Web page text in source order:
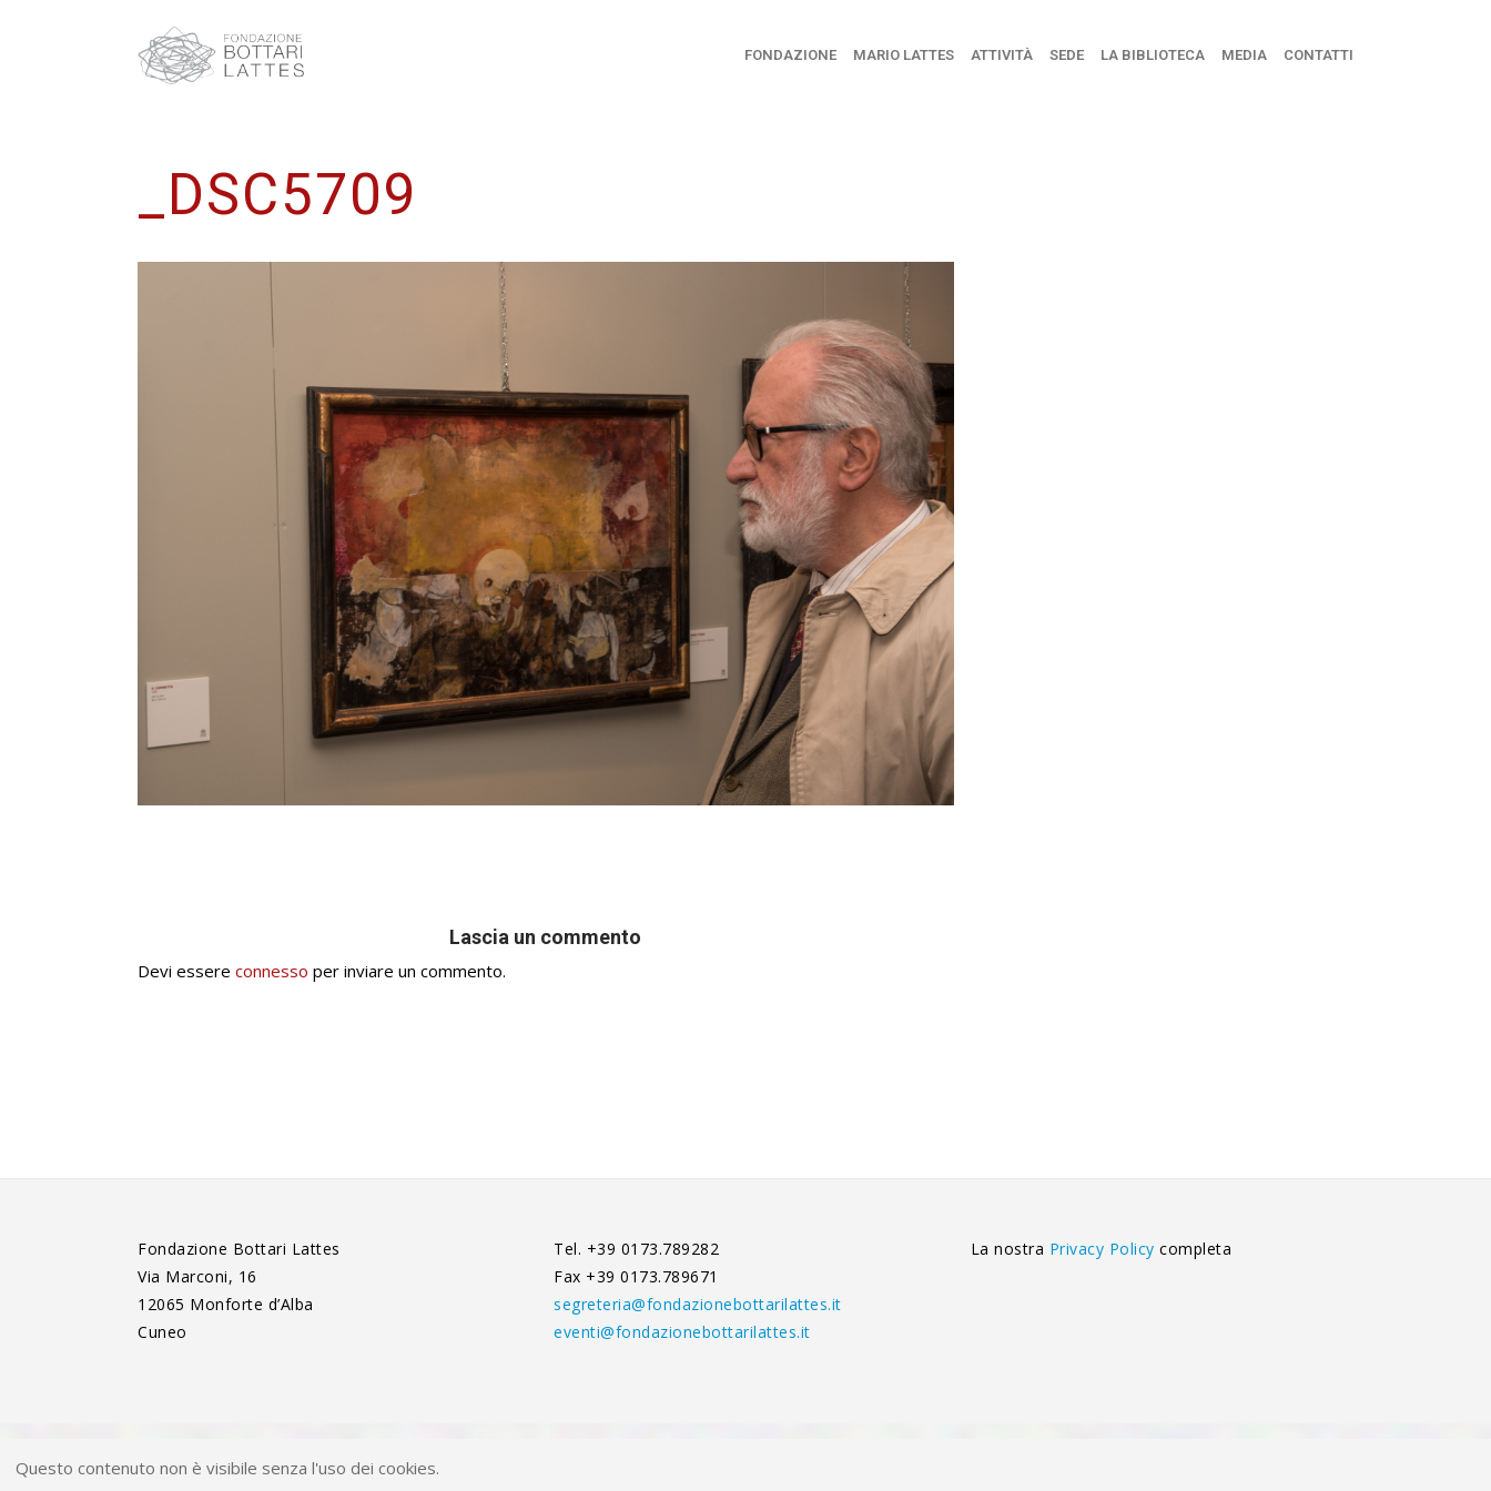
FONDAZIONE MARIO LATTES ATTIVITÀ SEDE LA BIBLIOTECA MEDIA CONTATTI
_DSC5709
Lascia un commento
Devi essere connesso per inviare un commento.
Fondazione Bottari Lattes
Via Marconi, 16
12065 Monforte d’Alba
Cuneo
Tel. +39 0173.789282
Fax +39 0173.789671
segreteria@fondazionebottarilattes.it
eventi@fondazionebottarilattes.it
La nostra Privacy Policycompleta
Questo contenuto non è visibile senza l'uso dei cookies.